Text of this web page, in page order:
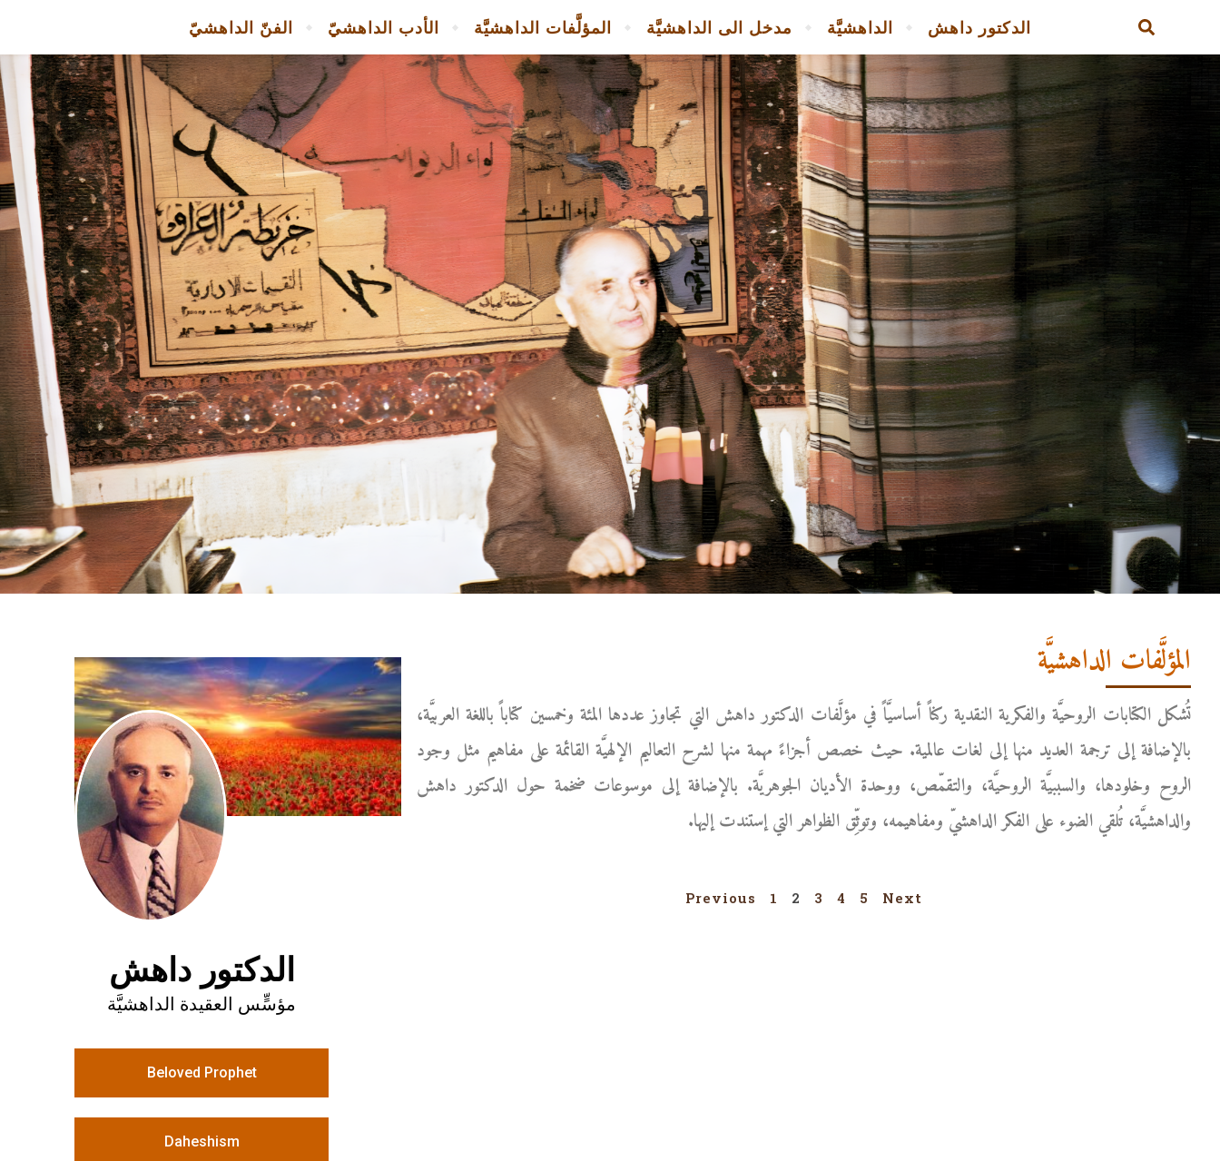
الفنّ الداهشيّ الأدب الداهشيّ المؤلَّفات الداهشيَّة مدخل الى الداهشيَّة الداهشيَّة الدكتور داهش
الدكتور داهش
مؤسٍّس العقيدة الداهشيَّة
Beloved Prophet
Daheshism
المؤلَّفات الداهشيَّة
تُشكل الكتابات الروحيَّة والفكرية النقدية ركناً أساسيَّاً في مؤلَّفات الدكتور داهش التي تجاوز عددها المئة وخمسين كتاباً باللغة العربيَّة،
بالإضافة إلى ترجمة العديد منها إلى لغات عالمية. حيث خصص أجزاءً مهمة منها لشرح التعاليم الإلهيَّة القائمة على مفاهيم مثل وجود
الروح وخلودها، والسببيَّة الروحيَّة، والتقمّص، ووحدة الأديان الجوهريَّة. بالإضافة إلى موسوعات ضخمة حول الدكتور داهش
والداهشيَّة، تُلقي الضوء على الفكر الداهشيّ ومفاهيمه، وتوثِّق الظواهر التي إستندت إليها.
Previous 1 2 3 4 5 Next